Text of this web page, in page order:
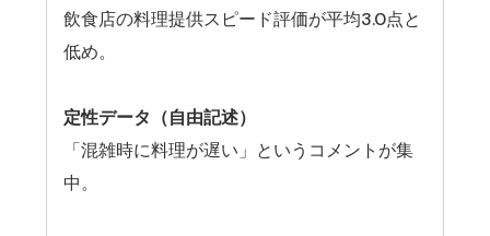
飲食店の料理提供スピード評価が平均3.0点と
低め。
定性データ（自由記述）
「混雑時に料理が遅い」というコメントが集
中。